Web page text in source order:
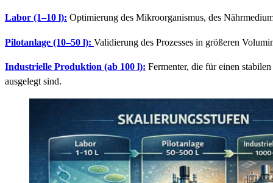
Labor (1–10 l): Optimierung des Mikroorganismus, des
Pilotanlage (10–50 l): Validierung des Prozesses in größeren
Industrielle Produktion (ab 100 l): Fermenter, die für einen
ausgelegt sind.